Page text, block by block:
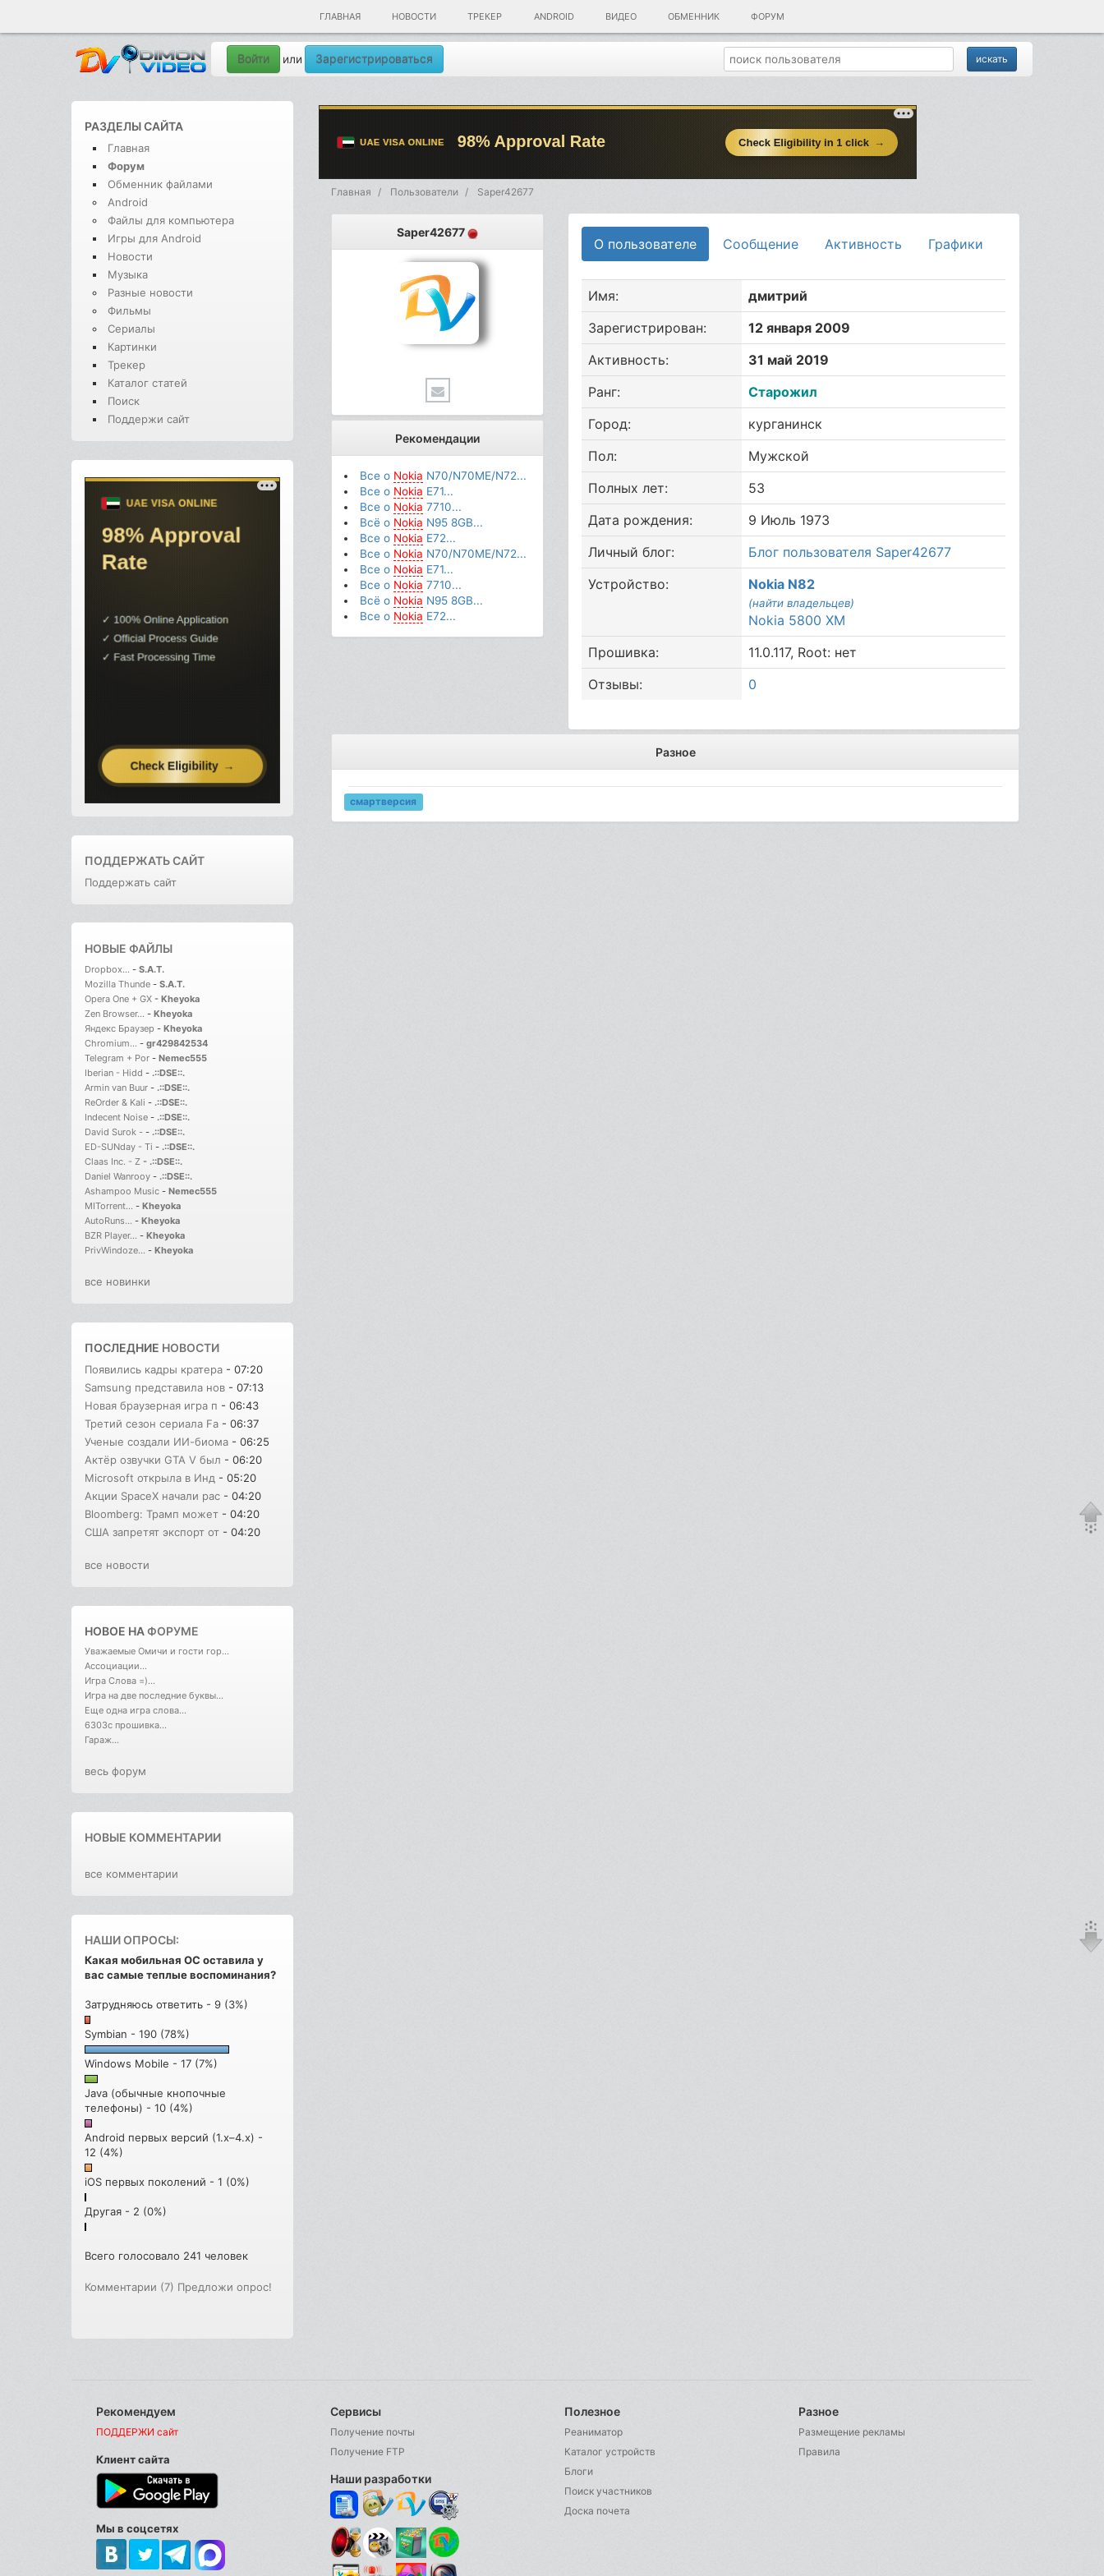
ГЛАВНАЯ НОВОСТИ ТРЕКЕР ANDROID ВИДЕО ОБМЕННИК ФОРУМ
Войти или Зарегистрироваться
РАЗДЕЛЫ САЙТА
Главная
Форум
Обменник файлами
Android
Файлы для компьютера
Игры для Android
Новости
Музыка
Разные новости
Фильмы
Сериалы
Картинки
Трекер
Каталог статей
Поиск
Поддержи сайт
ПОДДЕРЖАТЬ САЙТ
Поддержать сайт
НОВЫЕ ФАЙЛЫ
Dropbox... - S.A.T.
Mozilla Thunde - S.A.T.
Opera One + GX - Kheyoka
Zen Browser... - Kheyoka
Яндекс Браузер - Kheyoka
Chromium... - gr429842534
Telegram + Por - Nemec555
Iberian - Hidd - .::DSE::.
Armin van Buur - .::DSE::.
ReOrder & Kali - .::DSE::.
Indecent Noise - .::DSE::.
David Surok - - .::DSE::.
ED-SUNday - Ti - .::DSE::.
Claas Inc. - Z - .::DSE::.
Daniel Wanrooy - .::DSE::.
Ashampoo Music - Nemec555
MITorrent... - Kheyoka
AutoRuns... - Kheyoka
BZR Player... - Kheyoka
PrivWindoze... - Kheyoka
все новинки
ПОСЛЕДНИЕ НОВОСТИ
Появились кадры кратера - 07:20
Samsung представила нов - 07:13
Новая браузерная игра п - 06:43
Третий сезон сериала Fa - 06:37
Ученые создали ИИ-биома - 06:25
Актёр озвучки GTA V был - 06:20
Microsoft открыла в Инд - 05:20
Акции SpaceX начали рас - 04:20
Bloomberg: Трамп может - 04:20
США запретят экспорт от - 04:20
все новости
НОВОЕ НАФОРУМЕ
Уважаемые Омичи и гости гор...
Ассоциации...
Игра Слова =)...
Игра на две последние буквы...
Еще одна игра слова...
6303с прошивка...
Гараж...
весь форум
НОВЫЕ КОММЕНТАРИИ
все комментарии
НАШИ ОПРОСЫ:
Какая мобильная ОС оставила у
вас самые теплые воспоминания?
Затрудняюсь ответить - 9 (3%)
Symbian - 190 (78%)
Windows Mobile - 17 (7%)
Java (обычные кнопочные
телефоны) - 10 (4%)
Android первых версий (1.x–4.x) -
12 (4%)
iOS первых поколений - 1 (0%)
Другая - 2 (0%)
Всего голосовало 241 человек
Комментарии (7) Предложи опрос!
Главная Пользователи Saper42677
Saper42677
Рекомендации
Все о Nokia N70/N70ME/N72...
Все о Nokia E71...
Все о Nokia 7710...
Всё о Nokia N95 8GB...
Все о Nokia E72...
Все о Nokia N70/N70ME/N72...
Все о Nokia E71...
Все о Nokia 7710...
Всё о Nokia N95 8GB...
Все о Nokia E72...
О пользователе Сообщение Активность Графики
Имя:
дмитрий
Зарегистрирован:
12 января 2009
Активность:
31 май 2019
Ранг:
Старожил
Город:
курганинск
Пол:
Мужской
Полных лет:
53
Дата рождения:
9 Июль 1973
Личный блог:
Блог пользователя Saper42677
Устройство:
Nokia N82
(найти владельцев)
Nokia 5800 XM
Прошивка:
11.0.117, Root: нет
Отзывы:
0
Разное
смартверсия
Рекомендуем
ПОДДЕРЖИ сайт
Клиент сайта
Мы в соцсетях
Сервисы
Получение почты
Получение FTP
Наши разработки
Полезное
Реаниматор
Каталог устройств
Блоги
Поиск участников
Доска почета
Разное
Размещение рекламы
Правила